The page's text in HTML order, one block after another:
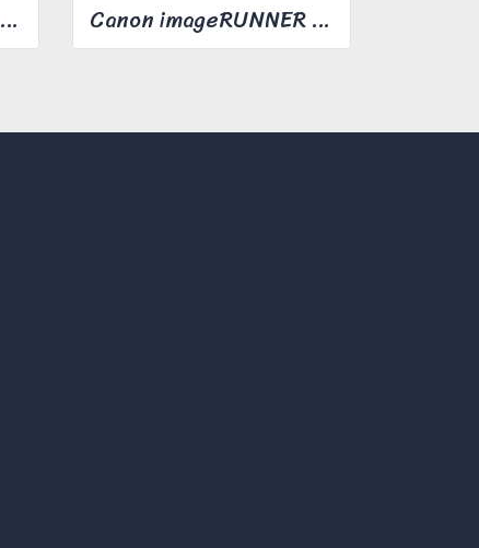
Canon imageRUNNER ADVANCE 4235 Canon imageRUNNER ADVANCE 8095​